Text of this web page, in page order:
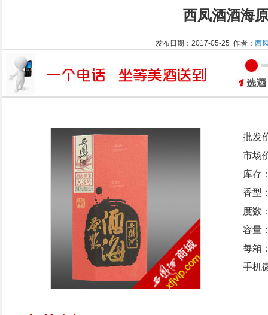
西凤酒酒海
发布日期：2017-05-25 作者： 西
批发
市场
库存
香型
度数
容量
每箱
手机